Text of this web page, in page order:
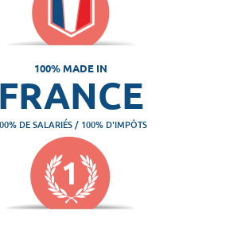
100% MADE IN
FRANCE
DE SALARIÉS / 100% D'IMPÔTS